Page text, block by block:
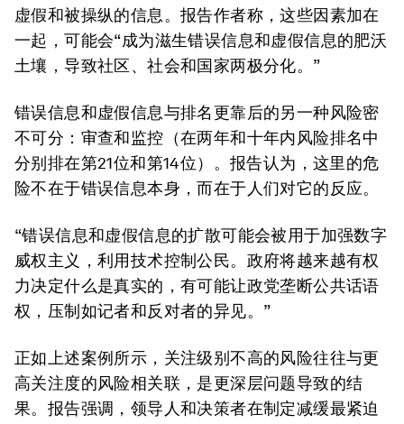
虚假和被操纵的信息。报告作者称，这些因素加在
一起，可能会“成为滋生错误信息和虚假信息的肥沃
土壤，导致社区、社会和国家两极分化。”
错误信息和虚假信息与排名更靠后的另一种风险密
不可分：审查和监控（在两年和十年内风险排名中
分别排在第21位和第14位）。报告认为，这里的危
险不在于错误信息本身，而在于人们对它的反应。
“错误信息和虚假信息的扩散可能会被用于加强数字
威权主义，利用技术控制公民。政府将越来越有权
力决定什么是真实的，有可能让政党垄断公共话语
权，压制如记者和反对者的异见。”
正如上述案例所示，关注级别不高的风险往往与更
高关注度的风险相关联，是更深层问题导致的结
果。报告强调，领导人和决策者在制定减缓最紧迫